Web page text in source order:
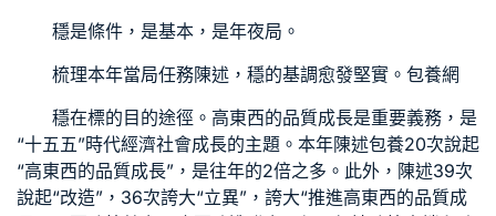
穩是條件，是基本，是年夜局。
梳理本年當局任務陳述，穩的基調愈發堅實。 包養網
穩在標的目的途徑。高東西的品質成長是重要義務，是
“十五五”時代經濟社會成長的主題。本年陳述包養20次說起
“高東西的品質成長”，是往年的2倍之多。此外，陳述39次
說起“改造”，36次誇大“立異”，誇大“推進高東西的品質成